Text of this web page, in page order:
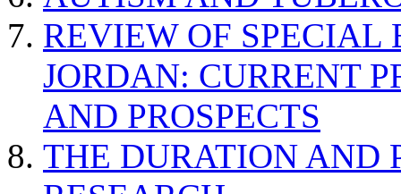
REVIEW OF SPECIAL
JORDAN: CURRENT
AND PROSPECTS
THE DURATION AND